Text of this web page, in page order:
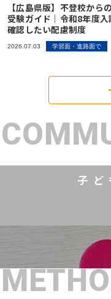
【広島県版】不登校から
受験ガイド｜令和8年度入
確認したい配慮制度
2026.07.03 学習面・進路面で
子ど